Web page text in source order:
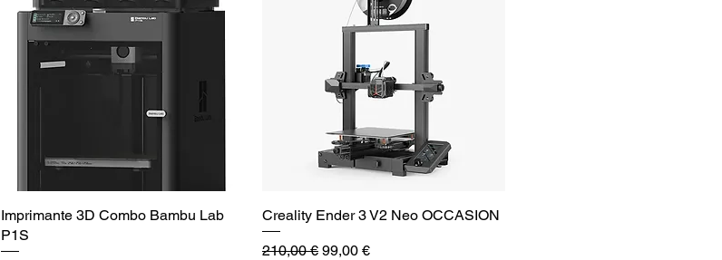
Imprimante 3D Combo Bambu Lab
P1S
Creality Ender 3 V2 Neo OCCASION
Prix original
210,00 € Prix promotionnel
99,00 €